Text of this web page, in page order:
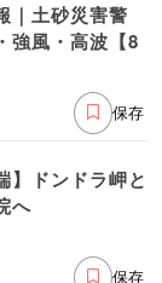
｜土砂災害警
強風・高波【8
保存
】ドンドラ岬と
へ
保存